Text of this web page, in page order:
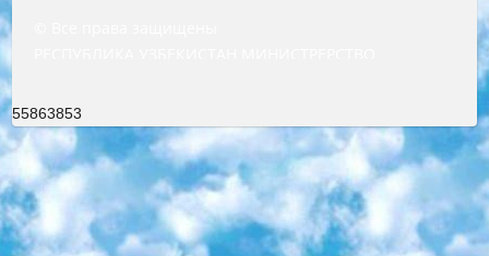
55863853